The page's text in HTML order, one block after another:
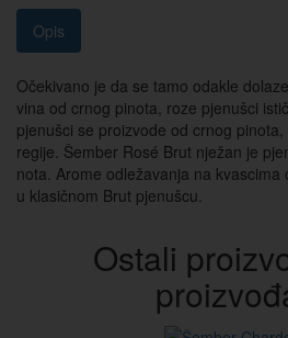
Opis
Očekivano je da se tamo odakle
vina od crnog pinota, roze pjenušci
pjenušci se proizvode od crnog
regije. Šember Rosé Brut nježan je
nota. Arome odležavanja na
u klasičnom Brut pjenušcu.
Ostali